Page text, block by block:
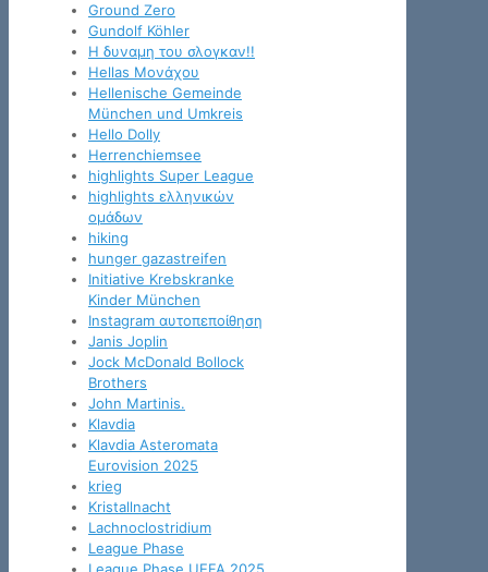
Ground Zero
Gundolf Köhler
H δυναμη του σλογκαν!!
Hellas Μονάχου
Hellenische Gemeinde
München und Umkreis
Hello Dolly
Herrenchiemsee
highlights Super League
highlights ελληνικών
ομάδων
hiking
hunger gazastreifen
Initiative Krebskranke
Kinder München
Instagram αυτοπεποίθηση
Janis Joplin
Jock McDonald Bollock
Brothers
John Martinis.
Klavdia
Klavdia Asteromata
Eurovision 2025
krieg
Kristallnacht
Lachnoclostridium
League Phase